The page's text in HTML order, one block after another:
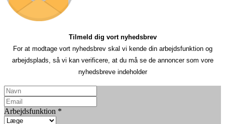
Tilmeld dig vort nyhedsbrev
For at modtage vort nyhedsbrev skal vi kende din arbejdsfunktion og
arbejdsplads, så vi kan verificere, at du må se de annoncer som vore
nyhedsbreve indeholder
Arbejdsfunktion *